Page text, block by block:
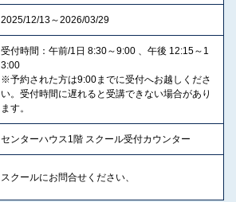
2025/12/13～2026/03/29
受付時間：午前/1日 8:30～9:00 、午後 12:15～1
3:00
※予約された方は9:00までに受付へお越しくださ
い。受付時間に遅れると受講できない場合があり
ます。
センターハウス1階 スクール受付カウンター
スクールにお問合せください、